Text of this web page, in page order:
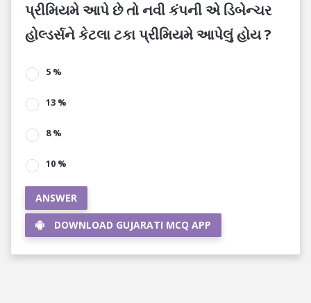
પ્રીમિયમે આપે છે તો નવી કંપની એ ડિબેન્ચર
હોલ્ડર્સને કેટલા ટકા પ્રીમિયમે આપેલું હોય ?
5 %
13 %
8 %
10 %
ANSWER
DOWNLOAD GUJARATI MCQ APP